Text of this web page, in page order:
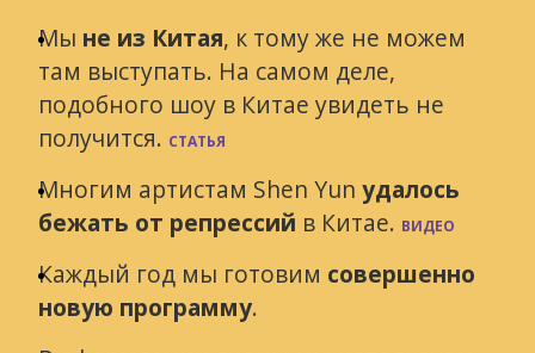
Мы не из Китая, к тому же не можем
там выступать. Hа самом деле,
подобного шоу в Китае увидеть не
получится. СТАТЬЯ
Многим артистам Shen Yun удалось
бежать от репрессий в Китае. ВИДЕО
Каждый год мы готовим совершенно
новую программу.